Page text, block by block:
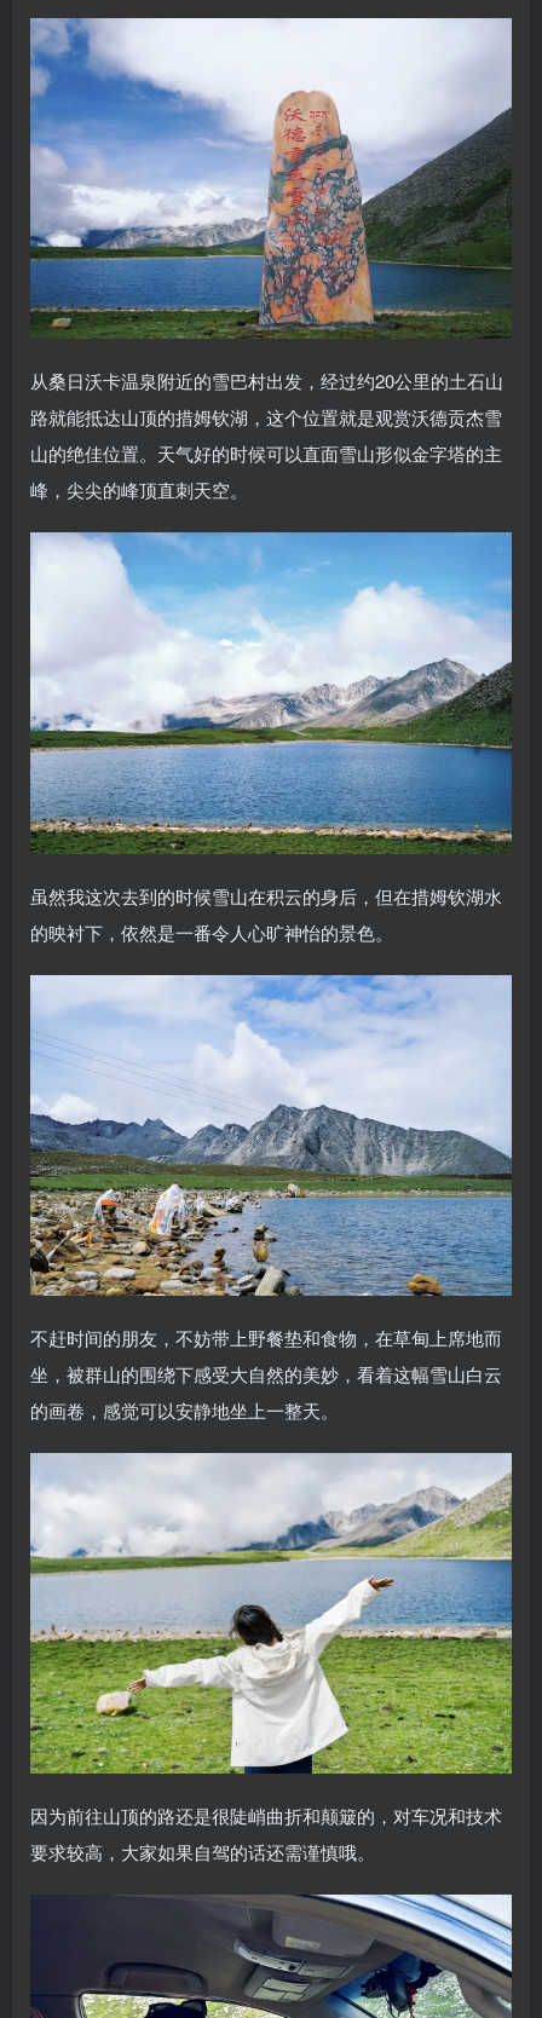
从桑日沃卡温泉附近的雪巴村出发，经过约20公里的土石山
路就能抵达山顶的措姆钦湖，这个位置就是观赏沃德贡杰雪
山的绝佳位置。天气好的时候可以直面雪山形似金字塔的主
峰，尖尖的峰顶直刺天空。
虽然我这次去到的时候雪山在积云的身后，但在措姆钦湖水
的映衬下，依然是一番令人心旷神怡的景色。
不赶时间的朋友，不妨带上野餐垫和食物，在草甸上席地而
坐，被群山的围绕下感受大自然的美妙，看着这幅雪山白云
的画卷，感觉可以安静地坐上一整天。
因为前往山顶的路还是很陡峭曲折和颠簸的，对车况和技术
要求较高，大家如果自驾的话还需谨慎哦。